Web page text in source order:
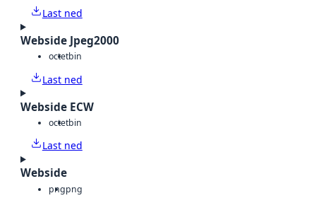
Last ned
Webside Jpeg2000
octetbin
Last ned
Webside ECW
octetbin
Last ned
Webside
pngpng